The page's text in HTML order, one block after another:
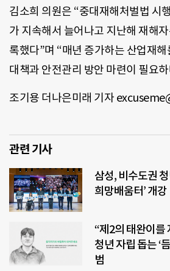
김소희 의원은 “중대재해처벌법 시
가 지속해서 늘어나고 지난해 재해
록했다”며 “매년 증가하는 산업재
대책과 안전관리 방안 마련이 필요
조기용 더나은미래 기자
관련 기사
삼성, 비수도권
희망배움터’ 개강
“제2의 태완이
청년 자립 돕는 ‘
범